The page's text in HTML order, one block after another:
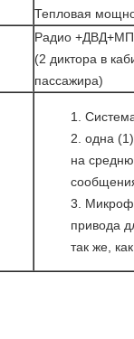
Тепловая
Радио
(2 диктора в
пассажира)
одна
на
привода
так же,